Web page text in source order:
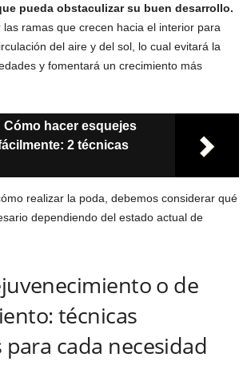
pueda obstaculizar su buen desarrollo.
las ramas que crecen hacia el interior para
del aire y del sol, lo cual evitará la
y fomentará un crecimiento más
Cómo hacer esquejes
2 técnicas
realizar la poda, debemos considerar qué
dependiendo del estado actual de
o de
técnicas
para cada necesidad